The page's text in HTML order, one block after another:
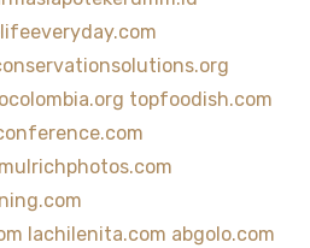
topfoodish.com
lachilenita.com abgolo.com